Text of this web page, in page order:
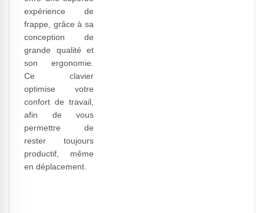
expérience de
frappe, grâce à sa
conception de
grande qualité et
son ergonomie.
Ce clavier
optimise votre
confort de travail,
afin de vous
permettre de
rester toujours
productif, même
en déplacement.